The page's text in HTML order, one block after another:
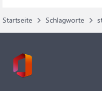
Startseite Schlagworte